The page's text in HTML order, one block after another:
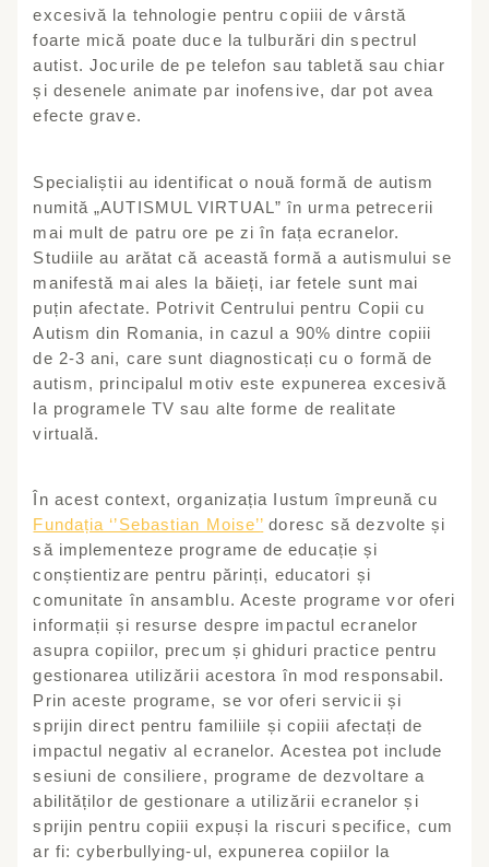
excesivă la tehnologie pentru copiii de vârstă
foarte mică poate duce la tulburări din spectrul
autist. Jocurile de pe telefon sau tabletă sau chiar
și desenele animate par inofensive, dar pot avea
efecte grave.
Specialiștii au identificat o nouă formă de autism
numită „AUTISMUL VIRTUAL” în urma petrecerii
mai mult de patru ore pe zi în fața ecranelor.
Studiile au arătat că această formă a autismului se
manifestă mai ales la băieți, iar fetele sunt mai
puțin afectate. Potrivit Centrului pentru Copii cu
Autism din Romania, in cazul a 90% dintre copiii
de 2-3 ani, care sunt diagnosticați cu o formă de
autism, principalul motiv este expunerea excesivă
la programele TV sau alte forme de realitate
virtuală.
În acest context, organizația Iustum împreună cu
Fundația ‘’Sebastian Moise’’ doresc să dezvolte și
să implementeze programe de educație și
conștientizare pentru părinți, educatori și
comunitate în ansamblu. Aceste programe vor oferi
informații și resurse despre impactul ecranelor
asupra copiilor, precum și ghiduri practice pentru
gestionarea utilizării acestora în mod responsabil.
Prin aceste programe, se vor oferi servicii și
sprijin direct pentru familiile și copiii afectați de
impactul negativ al ecranelor. Acestea pot include
sesiuni de consiliere, programe de dezvoltare a
abilităților de gestionare a utilizării ecranelor și
sprijin pentru copiii expuși la riscuri specifice, cum
ar fi: cyberbullying-ul, expunerea copiilor la